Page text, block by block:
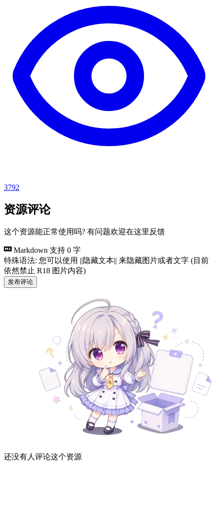
3792
资源评论
这个资源能正常使用吗? 有问题欢迎在这里反馈
Markdown 支持 0 字
特殊语法: 您可以使用 ||隐藏文本|| 来隐藏图片或者文字 (目前
依然禁止 R18 图片内容)
发布评论
还没有人评论这个资源